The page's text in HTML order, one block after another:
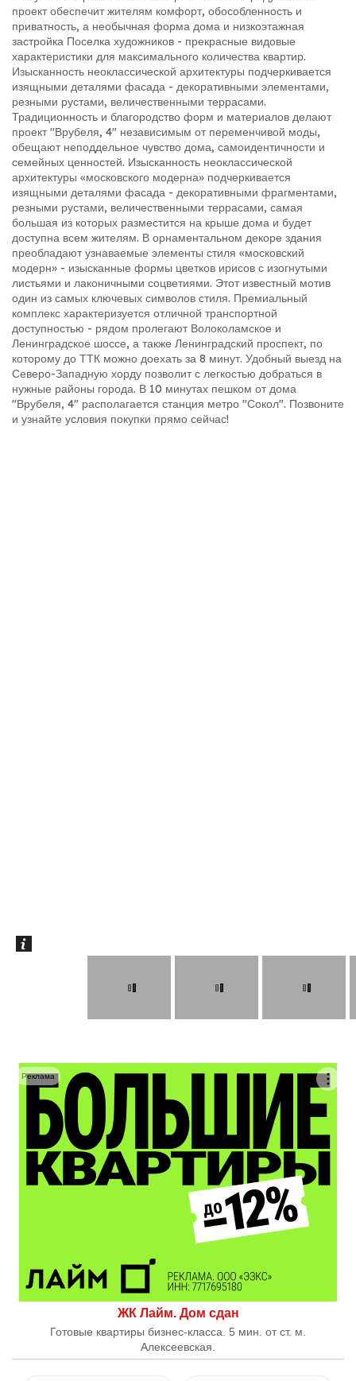
проект обеспечит жителям комфорт, обособленность и
приватность, а необычная форма дома и низкоэтажная
застройка Поселка художников - прекрасные видовые
характеристики для максимального количества квартир.
Изысканность неоклассической архитектуры подчеркивается
изящными деталями фасада - декоративными элементами,
резными рустами, величественными террасами.
Традиционность и благородство форм и материалов делают
проект "Врубеля, 4" независимым от переменчивой моды,
обещают неподдельное чувство дома, самоидентичности и
семейных ценностей. Изысканность неоклассической
архитектуры «московского модерна» подчеркивается
изящными деталями фасада - декоративными фрагментами,
резными рустами, величественными террасами, самая
большая из которых разместится на крыше дома и будет
доступна всем жителям. В орнаментальном декоре здания
преобладают узнаваемые элементы стиля «московский
модерн» - изысканные формы цветков ирисов с изогнутыми
листьями и лаконичными соцветиями. Этот известный мотив
один из самых ключевых символов стиля. Премиальный
комплекс характеризуется отличной транспортной
доступностью - рядом пролегают Волоколамское и
Ленинградское шоссе, а также Ленинградский проспект, по
которому до ТТК можно доехать за 8 минут. Удобный выезд на
Северо-Западную хорду позволит с легкостью добраться в
нужные районы города. В 10 минутах пешком от дома
"Врубеля, 4" располагается станция метро "Сокол". Позвоните
и узнайте условия покупки прямо сейчас!
ЖК Лайм. Дом сдан
Готовые квартиры бизнес-класса. 5 мин. от ст. м.
Алексеевская.
Реклама